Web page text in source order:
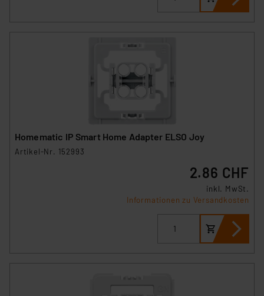
Homematic IP Smart Home Adapter ELSO Joy
Artikel-Nr. 152993
2.86 CHF
inkl. MwSt.
Informationen zu Versandkosten